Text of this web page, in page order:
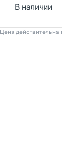
В наличии
Цена